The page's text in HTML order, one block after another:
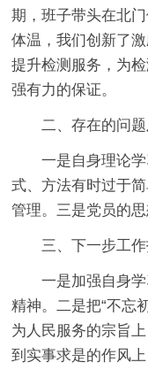
期，班子带头在北
体温，我们创新了
提升检测服务，为
强有力的保证。
二、存在的问
一是自身理论
式、方法有时过于
管理。三是党员的
三、下一步工
一是加强自身
精神。二是把“不忘
为人民服务的宗旨
到实事求是的作风